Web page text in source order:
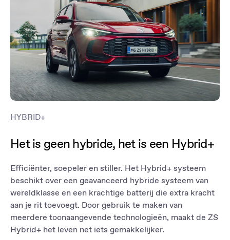
HYBRID+
Het is geen hybride, het is een Hybrid+
Efficiënter, soepeler en stiller. Het Hybrid+ systeem
beschikt over een geavanceerd hybride systeem van
wereldklasse en een krachtige batterij die extra kracht
aan je rit toevoegt. Door gebruik te maken van
meerdere toonaangevende technologieën, maakt de ZS
Hybrid+ het leven net iets gemakkelijker.